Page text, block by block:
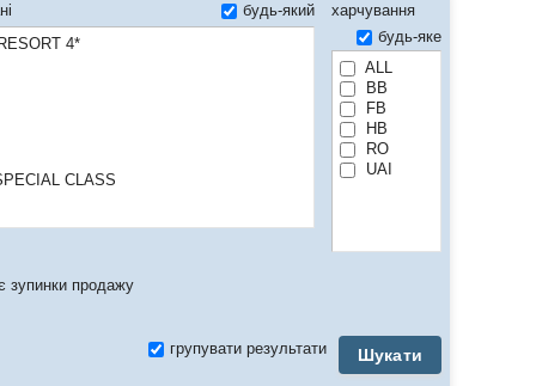
будь-який
4*
CLASS
харчування
будь-яке
ALL
BB
FB
HB
RO
UAI
зупинки продажу
Шукати
групувати результати